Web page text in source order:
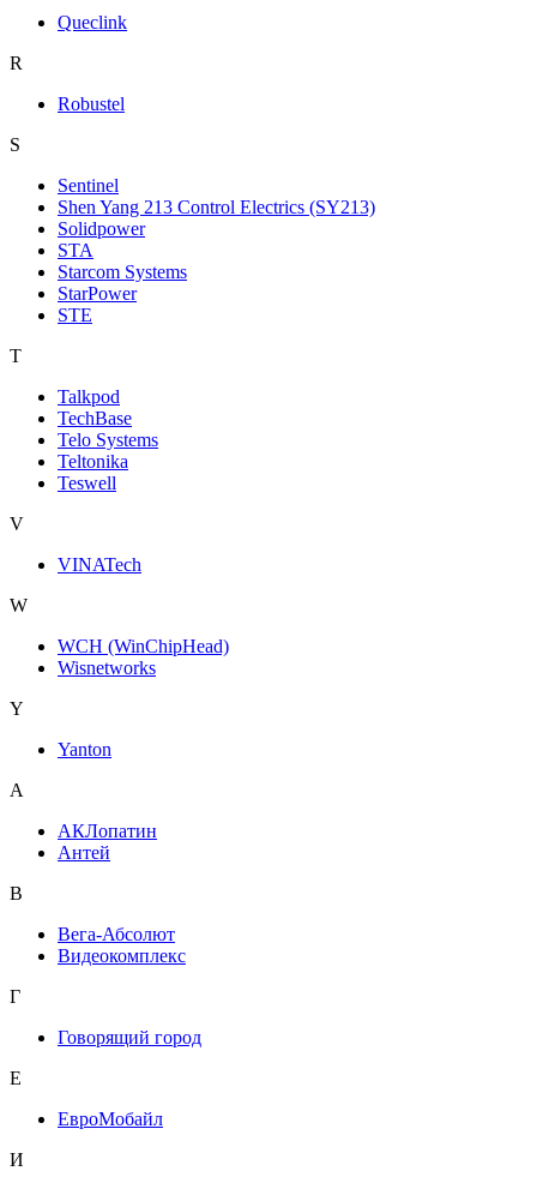
Queclink
R
Robustel
S
Sentinel
Shen Yang 213 Control Electrics (SY213)
Solidpower
STA
Starcom Systems
StarPower
STE
T
Talkpod
TechBase
Telo Systems
Teltonika
Teswell
V
VINATech
W
WCH (WinChipHead)
Wisnetworks
Y
Yanton
А
АКЛопатин
Антей
В
Вега-Абсолют
Видеокомплекс
Г
Говорящий город
Е
ЕвроМобайл
И